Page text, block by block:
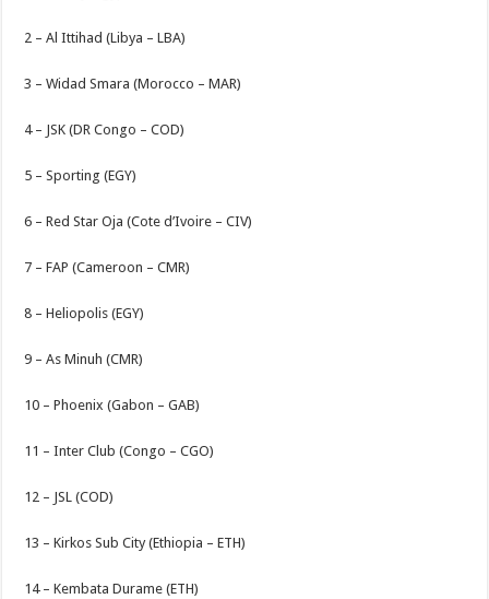
2 – Al Ittihad (Libya – LBA)
3 – Widad Smara (Morocco – MAR)
4 – JSK (DR Congo – COD)
5 – Sporting (EGY)
6 – Red Star Oja (Cote d’Ivoire – CIV)
7 – FAP (Cameroon – CMR)
8 – Heliopolis (EGY)
9 – As Minuh (CMR)
10 – Phoenix (Gabon – GAB)
11 – Inter Club (Congo – CGO)
12 – JSL (COD)
13 – Kirkos Sub City (Ethiopia – ETH)
14 – Kembata Durame (ETH)